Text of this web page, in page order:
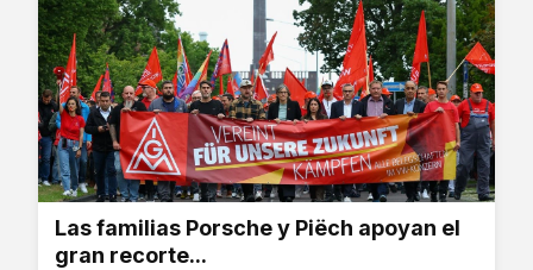
Las familias Porsche y Piëch apoyan el
gran recorte...